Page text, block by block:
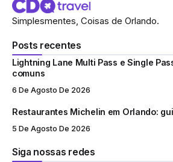
Simplesmentes, Coisas de Orlando.
Posts recentes
Lightning Lane Multi Pass e Single
comuns
6 De Agosto De 2026
Restaurantes Michelin em Orlando:
5 De Agosto De 2026
Siga nossas redes